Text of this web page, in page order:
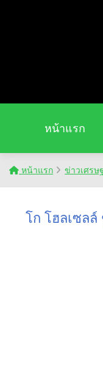
หน้าแรก
หน้าแรก ข่าวเศรษ
โก โฮลเซล